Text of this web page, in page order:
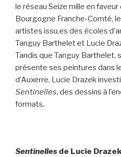
le réseau Seize mille en
Bourgogne Franche-Comté,
artistes issu.es des écoles
Tanguy Barthelet et Lucie
Tandis que Tanguy Barthelet,
présente ses peintures dans
d’Auxerre, Lucie Drazek
Sentinelles, des dessins à
formats.
Sentinelles de Lucie